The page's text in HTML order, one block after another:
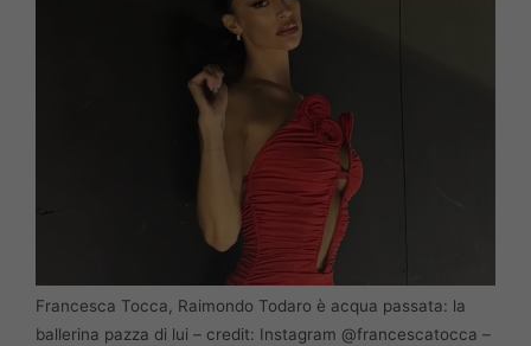
Francesca Tocca, Raimondo Todaro è acqua passata: la
ballerina pazza di lui – credit: Instagram @francescatocca –